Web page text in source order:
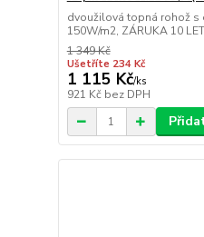
dvoužilová topná rohož
150W/m2, ZÁRUKA 10 LET
1 349 Kč
Ušetříte 234 Kč
1 115 Kč/ks
921 Kč bez DPH